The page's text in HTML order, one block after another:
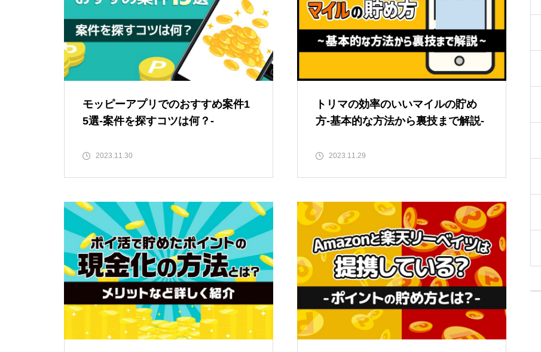
モッピーアプリでのおすすめ案件1
5選-案件を探すコツは何？-
2023.11.30
トリマの効率のいいマイルの貯め
方-基本的な方法から裏技まで解説-
2023.11.29